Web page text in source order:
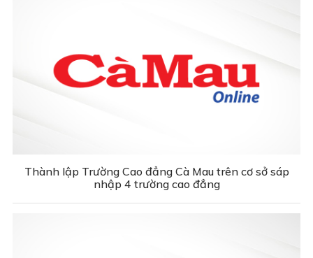
Thành lập Trường Cao đẳng Cà Mau trên cơ sở sáp
nhập 4 trường cao đẳng